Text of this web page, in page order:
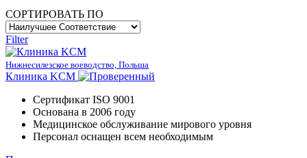
СОРТИРОВАТЬ ПО
Filter
Нижнесилезское воеводство, Польша
Клиника KCM
Сертификат ISO 9001
Основана в 2006 году
Медицинское обслуживание мирового уровня
Персонал оснащен всем необходимым